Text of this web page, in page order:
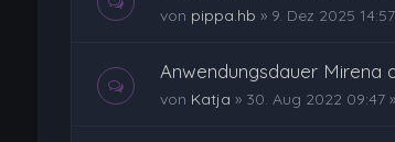
von pippa.hb » 9. Dez 2025 14:57
Anwendungsdauer Mirena
von Katja » 30. Aug 2022 09:47